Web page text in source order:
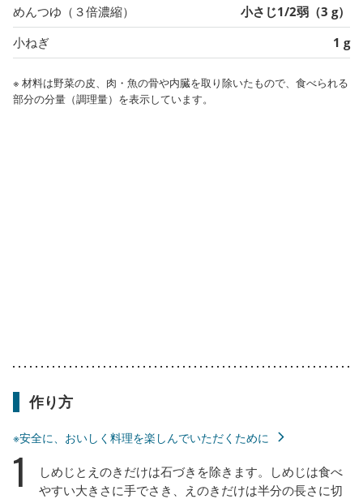
めんつゆ（３倍濃縮）
小さじ1/2弱（3 g）
小ねぎ
1 g
※ 材料は野菜の皮、肉・魚の骨や内臓を取り除いたもので、食べられる
部分の分量（調理量）を表示しています。
作り方
※安全に、おいしく料理を楽しんでいただくために
1
しめじとえのきだけは石づきを除きます。しめじは食べ
やすい大きさに手でさき、えのきだけは半分の長さに切